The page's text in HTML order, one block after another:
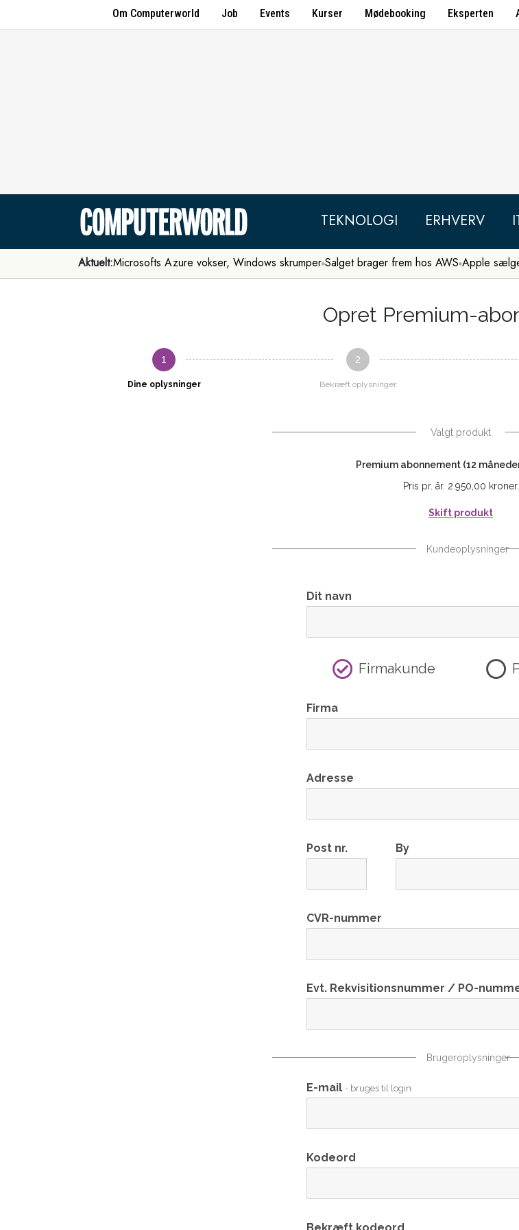
Om Computerworld Job Events Kurser Mødebooking Eksperten
TEKNOLOGI ERHVERV
Aktuelt:Microsofts Azure vokser, Windows skrumper Salget brager frem hos AWS Apple
Opret Premium-
1
Dine oplysninger
2
Bekræft oplysninger
Valgt produkt
Premium abonnement (12
Pris pr. år. 2.950,00 kroner.
Skift produkt
Kundeoplysninger
Dit navn
Firmakunde
Firma
Adresse
Post nr. By
CVR-nummer
Evt. Rekvisitionsnummer / PO-
Brugeroplysninger
E-mail - bruges til login
Kodeord